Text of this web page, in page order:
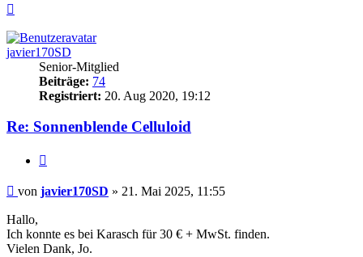
javier170SD
Senior-Mitglied
Beiträge: 74
Registriert: 20. Aug 2020, 19:12
Re: Sonnenblende Celluloid
Beitrag
von javier170SD » 21. Mai 2025, 11:55
Hallo,
Ich konnte es bei Karasch für 30 € + MwSt. finden.
Vielen Dank, Jo.